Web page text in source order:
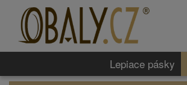
Lepiace pásky